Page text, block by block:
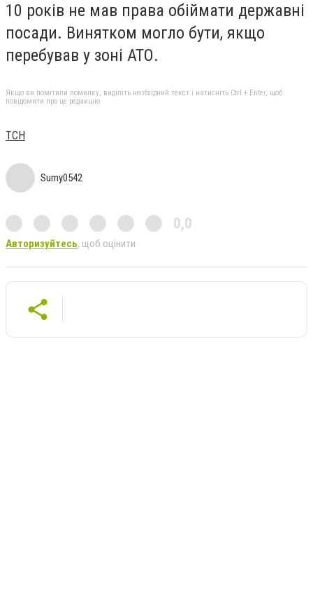
10 років не мав права обіймати державні
посади. Винятком могло бути, якщо
перебував у зоні АТО.
Якщо ви помітили помилку, виділіть необхідний текст і натисніть Ctrl + Enter, щоб
повідомити про це редакцію
ТСН
Sumy0542
0,0
Авторизуйтесь, щоб оцінити